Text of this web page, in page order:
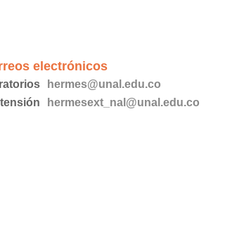
electrónicos
hermes@unal.edu.co
hermesext_nal@unal.edu.co